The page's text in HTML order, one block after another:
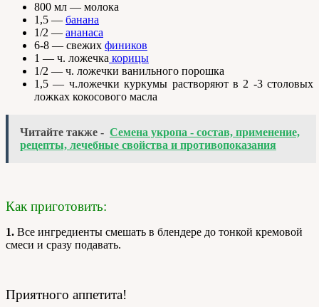
800 мл — молока
1,5 — банана
1/2 — ананаса
6-8 — свежих фиников
1 — ч. ложечка корицы
1/2 — ч. ложечки ванильного порошка
1,5 — ч.ложечки куркумы растворяют в 2 -3 столовых
ложках кокосового масла
Читайте также - Семена укропа - состав, применение,
рецепты, лечебные свойства и противопоказания
Как приготовить:
1. Все ингредиенты смешать в блендере до тонкой кремовой
смеси и сразу подавать.
Приятного аппетита!